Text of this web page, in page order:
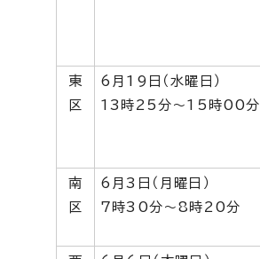
東
区
6月19日（水曜日）
13時25分～15時00分
南
区
6月3日（月曜日）
7時30分～8時20分